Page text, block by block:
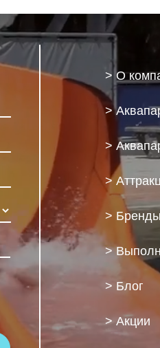
> О
>
>
>
> Бренды
>
> Блог
> Акции